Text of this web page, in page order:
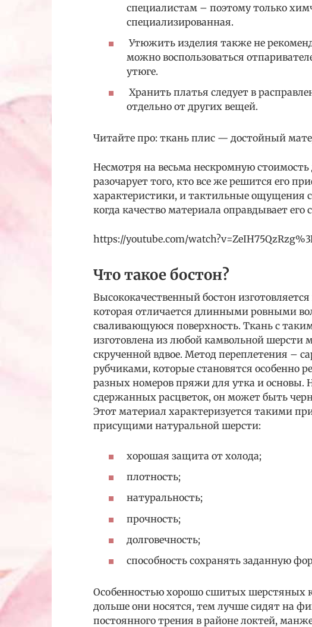
специалистам – поэтому только
специализированная.
Утюжить изделия также не
можно воспользоваться
утюге.
Хранить платья следует в
отдельно от других вещей.
Читайте про: ткань плис — достойный
Несмотря на весьма нескромную
разочарует того, кто все же решится его
характеристики, и тактильные ощущения
когда качество материала оправдывает его
https://youtube.com/
Что такое бостон?
Высококачественный бостон
которая отличается длинными ровными
сваливающуюся поверхность. Ткань с
изготовлена из любой камвольной шерсти
скрученной вдвое. Метод переплетения –
рубчиками, которые становятся особенно
разных номеров пряжи для утка и основы.
сдержанных расцветок, он может быть
Этот материал характеризуется такими
присущими натуральной шерсти:
хорошая защита от холода;
плотность;
натуральность;
прочность;
долговечность;
способность сохранять заданную
Особенностью хорошо сшитых шерстяных
дольше они носятся, тем лучше сидят на
постоянного трения в районе локтей,